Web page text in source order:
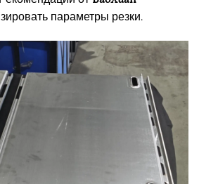
параметры резки.